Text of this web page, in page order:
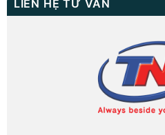
LIÊN HỆ TƯ VẤN